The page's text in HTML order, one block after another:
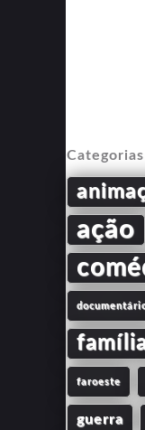
Categorias
ação
faroeste
guerra